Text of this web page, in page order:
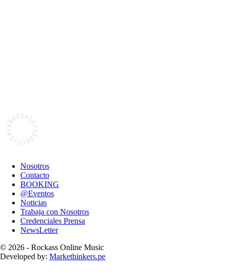
Nosotros
Contacto
BOOKING
@Eventos
Noticias
Trabaja con Nosotros
Credenciales Prensa
NewsLetter
© 2026 - Rockass Online Music
Developed by: Markethinkers.pe